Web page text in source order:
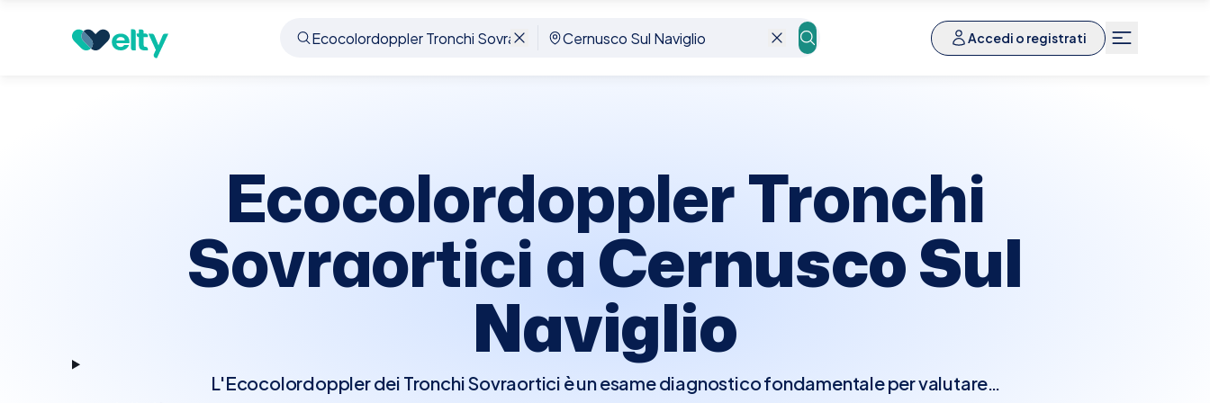
Accedi o registrati
Prenota visita Ecocolordoppler Tronchi Sovraortici Cernusco Sul Naviglio
Ecocolordoppler Tronchi
Sovraortici aCernusco Sul
Naviglio
L'Ecocolordoppler dei Tronchi Sovraortici è un esame diagnostico fondamentale per valutare il